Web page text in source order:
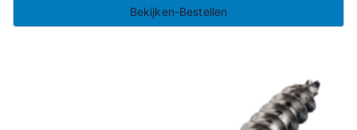
Bekijken-Bestellen